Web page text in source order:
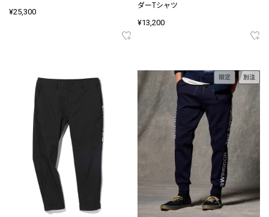
¥25,300
ダーTシャツ
¥13,200
限定 別注